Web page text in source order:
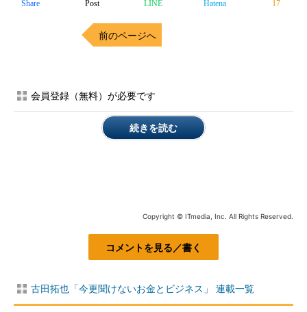
Share Post LINE Hatena 17
前のページへ
会員登録（無料）が必要です
続きを読む
Copyright © ITmedia, Inc. All Rights Reserved.
コメントを見る／書く
古田拓也「今更聞けないお金とビジネス」 連載一覧